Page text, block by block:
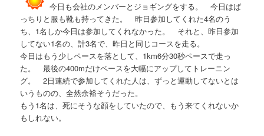
今日も会社のメンバーとジョギングをする。 今日はば
っちりと服も靴も持ってきた。 昨日参加してくれた4名のう
ち、1名しか今日は参加してくれなかった。 それと、昨日参加
してない1名の、計3名で、昨日と同じコースを走る。
今日はもう少しペースを落として、1km6分30秒ペースで走っ
た。 最後の400mだけペースを大幅にアップしてトレーニン
グ。 2日連続で参加してくれた人は、ずっと運動してないとは
いうものの、全然余裕そうだった。
もう1名は、死にそうな顔をしていたので、もう来てくれないか
もしれない。